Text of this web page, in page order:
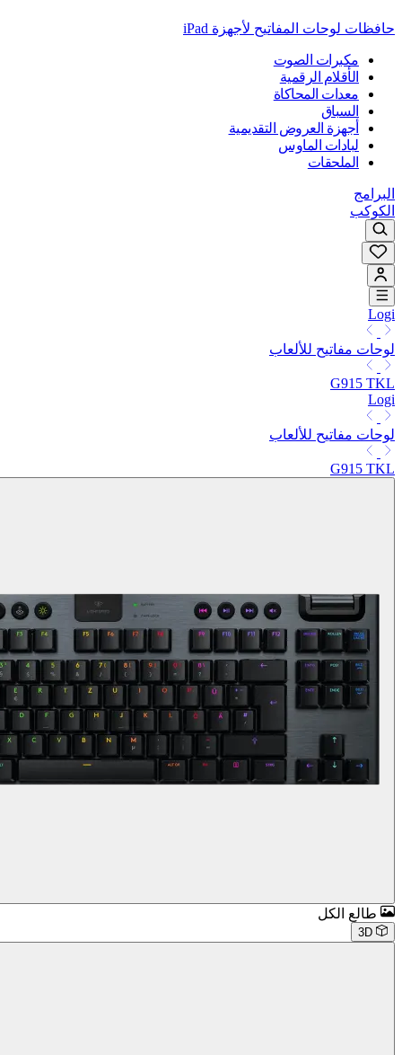
حافظات لوحات المفاتيح لأجهزة ‏iPad
مكبرات الصوت
الأقلام الرقمية
معدات المحاكاة
السباق
أجهزة العروض التقديمية
لبادات الماوس
الملحقات
البرامج
الكوكب
Logi
لوحات مفاتيح للألعاب
G915 TKL
Logi
لوحات مفاتيح للألعاب
G915 TKL
طالع الكل
3D